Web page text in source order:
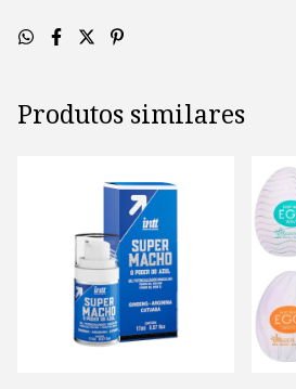
Produtos similares